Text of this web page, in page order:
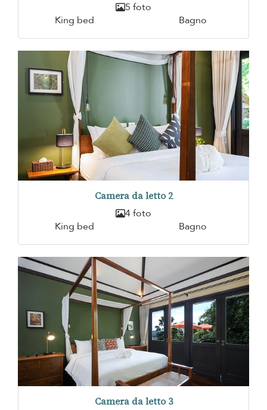
5 foto
King bed
Bagno
Camera da letto 2
4 foto
King bed
Bagno
Camera da letto 3